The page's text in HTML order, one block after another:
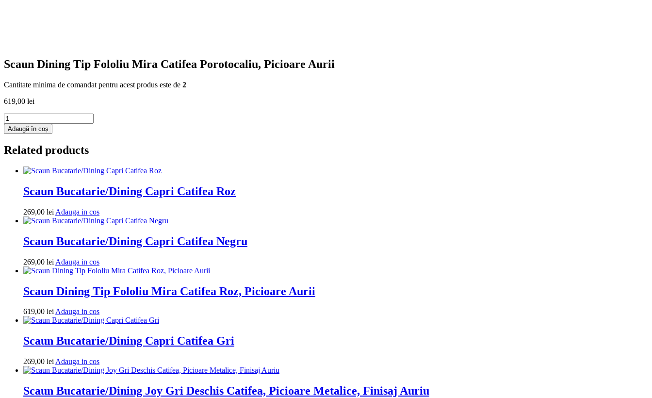
Scaun Dining Tip Fololiu Mira Catifea Porotocaliu, Picioare Aurii
Cantitate minima de comandat pentru acest produs este de 2
619,00 lei
Cantitate
Scaun
Dining
Fololiu
Catifea
Picioare
Adaugă în coș
Related products
Scaun Bucatarie/Dining Capri Catifea Roz
269,00 lei Adauga in cosAdauga
in
Scaun Bucatarie/Dining Capri Catifea Negru
269,00 lei Adauga in cosAdauga
in
Scaun Dining Tip Fololiu Mira Catifea Roz, Picioare Aurii
619,00 leiAdauga in cosAdauga
in
Scaun Bucatarie/Dining Capri Catifea Gri
269,00 lei Adauga in cosAdauga
in
Scaun Bucatarie/Dining Joy Gri Deschis Catifea, Picioare Metalice, Finisaj Auriu